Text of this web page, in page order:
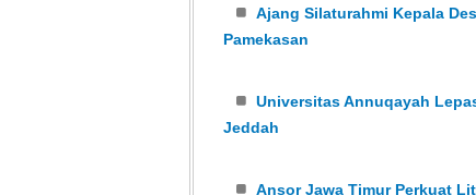
Ajang Silaturahmi Kepala
Pamekasan
Universitas Annuqayah
Jeddah
Ansor Jawa Timur Perkuat